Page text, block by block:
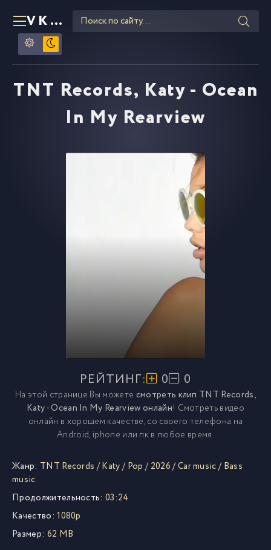
VKLIPE RU
TNT Records, Katy - Ocean
In My Rearview
РЕЙТИНГ: 0 0
На этой странице Вы можете смотреть клип TNT Records,
Katy - Ocean In My Rearview онлайн! Смотреть видео
онлайн в хорошем качестве, со своего телефона на
Android, iphone или пк в любое время.
Жанр: TNT Records /Katy/ Pop / 2026/Car music/ Bass
music
Продолжительность: 03:24
Качество: 1080p
Размер: 62 MB